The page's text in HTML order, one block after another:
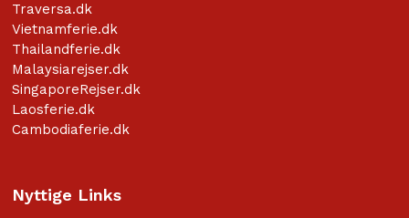
Traversa.dk
Vietnamferie.dk
Thailandferie.dk
Malaysiarejser.dk
SingaporeRejser.dk
Laosferie.dk
Cambodiaferie.dk
Nyttige Links